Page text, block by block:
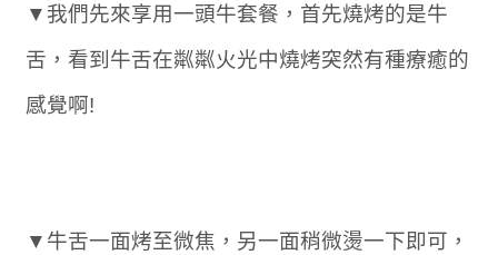
▼我們先來享用一頭牛套餐，首先燒烤的是牛
舌，看到牛舌在粼粼火光中燒烤突然有種療癒的
感覺啊!
▼牛舌一面烤至微焦，另一面稍微燙一下即可，